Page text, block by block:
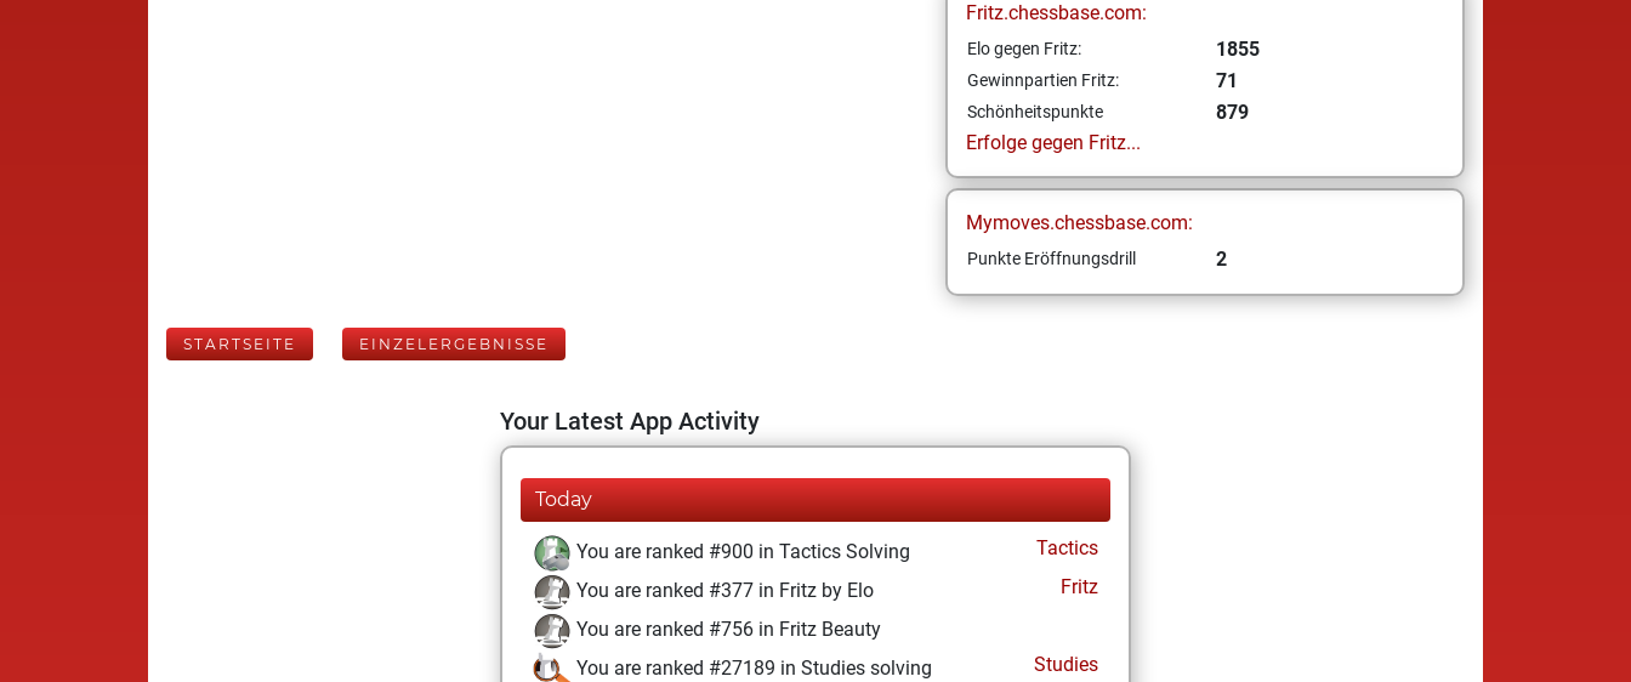
Fritz.chessbase.com:
Elo gegen Fritz: 1855
Gewinnpartien Fritz: 71
Schönheitspunkte
879
Erfolge gegen Fritz...
Mymoves.chessbase.com:
Punkte Eröffnungsdrill 2
STARTSEITE EINZELERGEBNISSE
Your Latest App Activity
Today
You are ranked #900 in Tactics Solving
Tactics
You are ranked #377 in Fritz by Elo
Fritz
You are ranked #756 in Fritz Beauty
You are ranked #27189 in Studies solving
Studies